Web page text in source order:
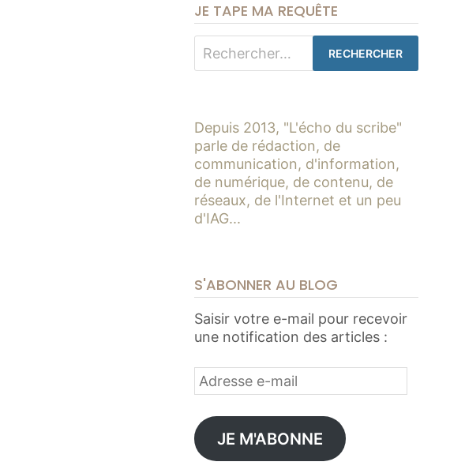
JE TAPE MA REQUÊTE
Depuis 2013, "L'écho du scribe"
parle de rédaction, de
communication, d'information,
de numérique, de contenu, de
réseaux, de l'Internet et un peu
d'IAG...
S'ABONNER AU BLOG
Saisir votre e-mail pour recevoir
une notification des articles :
Adresse
e-
JE M'ABONNE